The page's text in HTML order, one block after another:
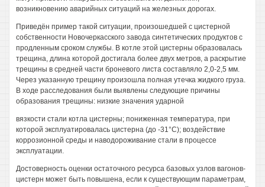
возникновению аварийных ситуаций на железных дорогах.
Приведён пример такой ситуации, произошедшей с цистерной
собственности Новочеркасского завода синтетических продуктов с
продленным сроком службы. В котле этой цистерны образовалась
трещина, длина которой достигала более двух метров, а раскрытие
трещины в средней части броневого листа составляло 2,0-2,5 мм.
Через указанную трещину произошла полная утечка жидкого груза.
В ходе расследования были выявлены следующие причины
образования трещины: низкие значения ударной
вязкости стали котла цистерны; пониженная температура, при
которой эксплуатировалась цистерна (до -31°С); воздействие
коррозионной среды и наводороживание стали в процессе
эксплуатации.
Достоверность оценки остаточного ресурса базовых узлов вагонов-
цистерн может быть повышена, если к существующим параметрам,